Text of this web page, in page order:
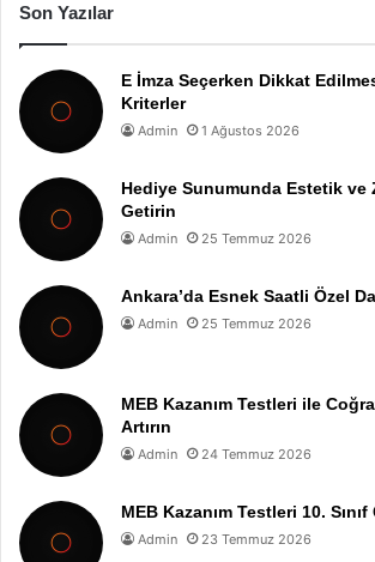
Son Yazılar
E İmza Seçerken Dikkat
Kriterler
Admin 1 Ağustos 2026
Hediye Sunumunda Estetik ve
Getirin
Admin 25 Temmuz 2026
Ankara’da Esnek Saatli Özel
Admin 25 Temmuz 2026
MEB Kazanım Testleri ile
Artırın
Admin 24 Temmuz 2026
MEB Kazanım Testleri 10.
Admin 23 Temmuz 2026